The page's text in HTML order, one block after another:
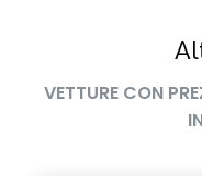
Volante regolabile in
VETTURE CON